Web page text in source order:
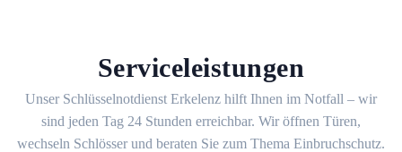
Serviceleistungen
Unser Schlüsselnotdienst Erkelenz hilft Ihnen im Notfall – wir
sind jeden Tag 24 Stunden erreichbar. Wir öffnen Türen,
wechseln Schlösser und beraten Sie zum Thema Einbruchschutz.